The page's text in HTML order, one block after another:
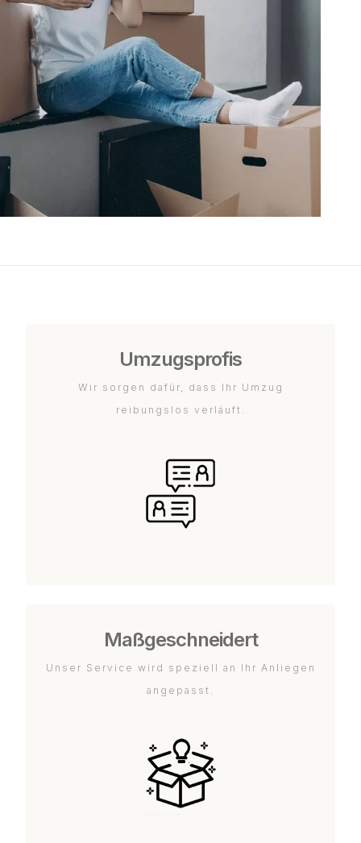
Umzugsprofis
Wir sorgen dafür, dass Ihr Umzug
reibungslos verläuft.
Maßgeschneidert
Unser Service wird speziell an Ihr Anliegen
angepasst.